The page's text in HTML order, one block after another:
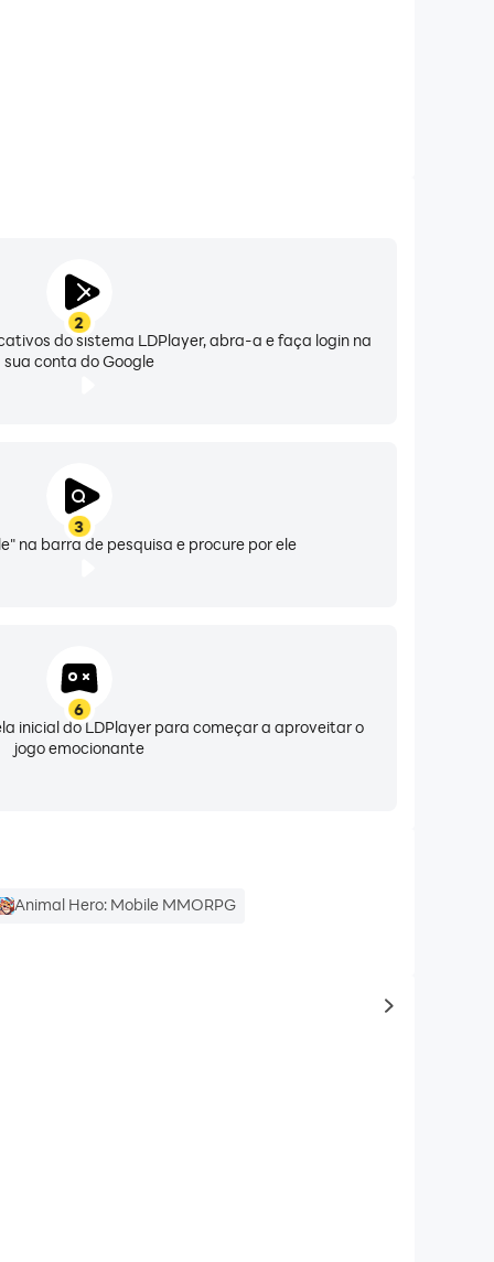
2
do sistema LDPlayer, abra-a e faça login na
sua conta do Google
3
na barra de pesquisa e procure por ele
6
inicial do LDPlayer para começar a aproveitar o
jogo emocionante
Animal Hero: Mobile MMORPG
to same